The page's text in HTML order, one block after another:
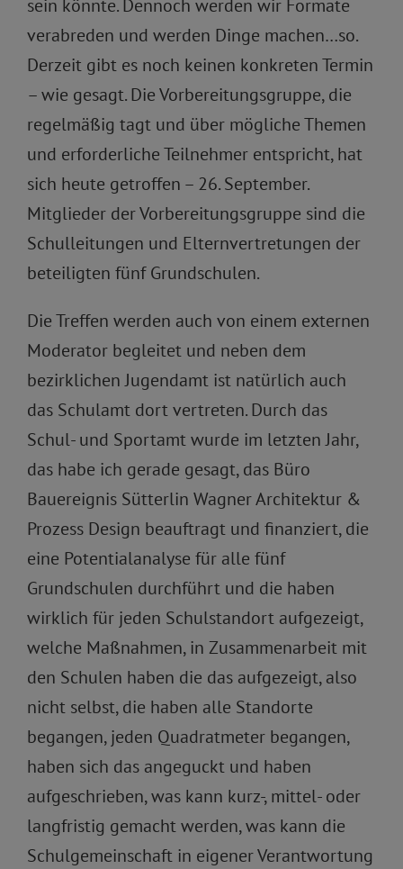
sein könnte. Dennoch werden wir Formate
verabreden und werden Dinge machen…so.
Derzeit gibt es noch keinen konkreten Termin
– wie gesagt. Die Vorbereitungsgruppe, die
regelmäßig tagt und über mögliche Themen
und erforderliche Teilnehmer entspricht, hat
sich heute getroffen – 26. September.
Mitglieder der Vorbereitungsgruppe sind die
Schulleitungen und Elternvertretungen der
beteiligten fünf Grundschulen.
Die Treffen werden auch von einem externen
Moderator begleitet und neben dem
bezirklichen Jugendamt ist natürlich auch
das Schulamt dort vertreten. Durch das
Schul- und Sportamt wurde im letzten Jahr,
das habe ich gerade gesagt, das Büro
Bauereignis Sütterlin Wagner Architektur &
Prozess Design beauftragt und finanziert, die
eine Potentialanalyse für alle fünf
Grundschulen durchführt und die haben
wirklich für jeden Schulstandort aufgezeigt,
welche Maßnahmen, in Zusammenarbeit mit
den Schulen haben die das aufgezeigt, also
nicht selbst, die haben alle Standorte
begangen, jeden Quadratmeter begangen,
haben sich das angeguckt und haben
aufgeschrieben, was kann kurz-, mittel- oder
langfristig gemacht werden, was kann die
Schulgemeinschaft in eigener Verantwortung